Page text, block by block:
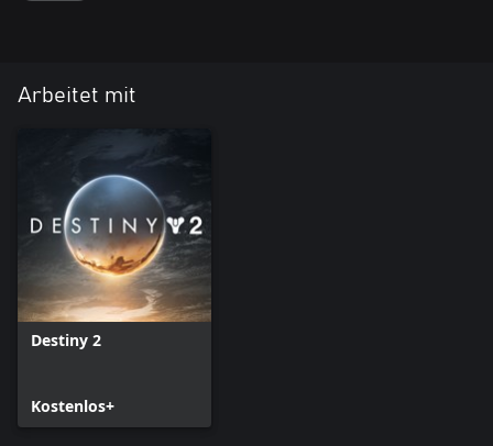
Arbeitet mit
Destiny 2
Kostenlos+